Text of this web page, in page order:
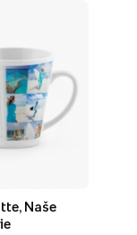
Naše